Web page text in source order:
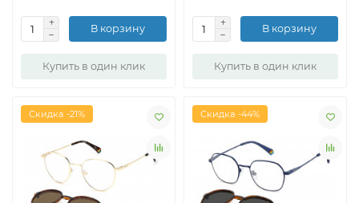
В корзину
Купить в один клик
В корзину
Купить в один клик
Скидка -21% Скидка -44%